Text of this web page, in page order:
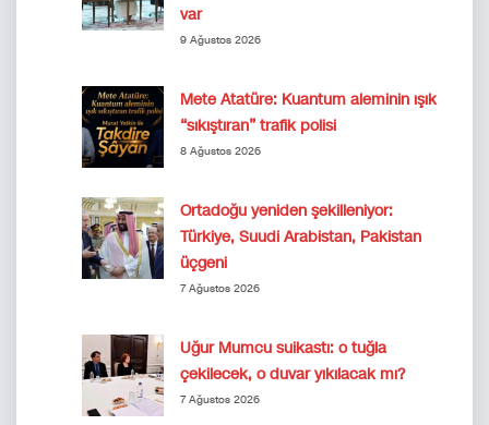
var
9 Ağustos 2026
Mete Atatüre: Kuantum aleminin ışık
“sıkıştıran” trafik polisi
8 Ağustos 2026
Ortadoğu yeniden şekilleniyor:
Türkiye, Suudi Arabistan, Pakistan
üçgeni
7 Ağustos 2026
Uğur Mumcu suikastı: o tuğla
çekilecek, o duvar yıkılacak mı?
7 Ağustos 2026